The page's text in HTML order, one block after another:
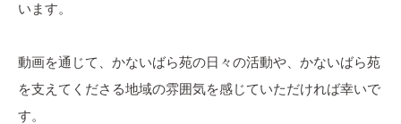
います。
動画を通じて、かないばら苑の日々の活動や、かないばら苑
を支えてくださる地域の雰囲気を感じていただければ幸いで
す。